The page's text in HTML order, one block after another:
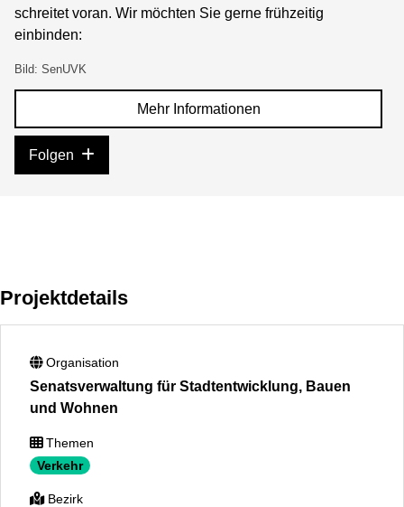
schreitet voran. Wir möchten Sie gerne frühzeitig
einbinden:
Bild: SenUVK
Mehr Informationen
Folgen
Projektdetails
Organisation
Senatsverwaltung für Stadtentwicklung, Bauen
und Wohnen
Themen
Verkehr
Bezirk